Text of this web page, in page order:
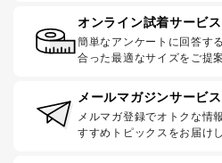
オンライン試着サービ
簡単なアンケートに回答す
合った最適なサイズをご提
メールマガジンサービス
メルマガ登録でオトクな情
すすめトピックスをお届け